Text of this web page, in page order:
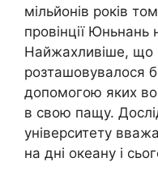
мільйонів років
провінції Юньнань
Найжахливіше, що
розташовувалося
допомогою яких
в свою пащу.
університету
на дні океану і